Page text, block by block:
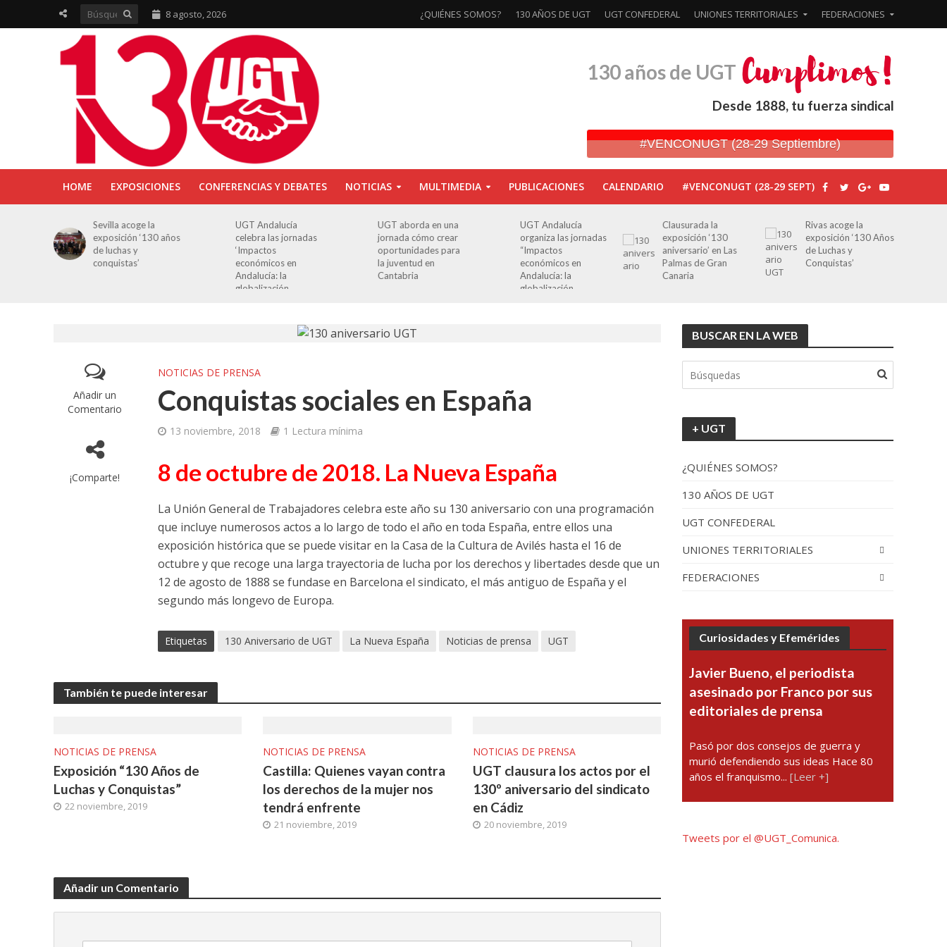
8 agosto, 2026 ¿QUIÉNES SOMOS? 130 AÑOS DE UGT UGT CONFEDERAL UNIONES TERRITORIALES FEDERACIONES
130 años de UGT
Desde 1888, tu fuerza sindical
#VENCONUGT (28-29 Septiembre)
HOME EXPOSICIONES CONFERENCIAS Y DEBATES NOTICIAS MULTIMEDIA PUBLICACIONES CALENDARIO #VENCONUGT (28-29 SEPT)
Sevilla acoge la
exposición ‘130 años
de luchas y
conquistas’
UGT Andalucía
celebra las jornadas
‘Impactos
económicos en
Andalucía: la
globalización
UGT aborda en una
jornada cómo crear
oportunidades para
la juventud en
Cantabria
UGT Andalucía
organiza las jornadas
“Impactos
económicos en
Andalucía: la
globalización
Clausurada la
exposición ‘130
aniversario’ en Las
Palmas de Gran
Canaria
Rivas acoge la
exposición ‘130 Años
de Luchas y
Conquistas’
Añadir un
Comentario
¡Comparte!
NOTICIAS DE PRENSA
Conquistas sociales en España
13 noviembre, 2018 1 Lectura mínima
8 de octubre de 2018. La Nueva España
La Unión General de Trabajadores celebra este año su 130 aniversario con una programación
que incluye numerosos actos a lo largo de todo el año en toda España, entre ellos una
exposición histórica que se puede visitar en la Casa de la Cultura de Avilés hasta el 16 de
octubre y que recoge una larga trayectoria de lucha por los derechos y libertades desde que un
12 de agosto de 1888 se fundase en Barcelona el sindicato, el más antiguo de España y el
segundo más longevo de Europa.
Etiquetas 130 Aniversario de UGT La Nueva España Noticias de prensa UGT
También te puede interesar
NOTICIAS DE PRENSA
Exposición “130 Años de
Luchas y Conquistas”
22 noviembre, 2019
NOTICIAS DE PRENSA
Castilla: Quienes vayan contra
los derechos de la mujer nos
tendrá enfrente
21 noviembre, 2019
NOTICIAS DE PRENSA
UGT clausura los actos por el
130º aniversario del sindicato
en Cádiz
20 noviembre, 2019
Añadir un Comentario
BUSCAR EN LA WEB
+ UGT
¿QUIÉNES SOMOS?
130 AÑOS DE UGT
UGT CONFEDERAL
UNIONES TERRITORIALES
FEDERACIONES
Curiosidades y Efemérides
Javier Bueno, el periodista
asesinado por Franco por sus
editoriales de prensa
Pasó por dos consejos de guerra y
murió defendiendo sus ideas Hace 80
años el franquismo...[Leer +]
Tweets por el @UGT_Comunica.